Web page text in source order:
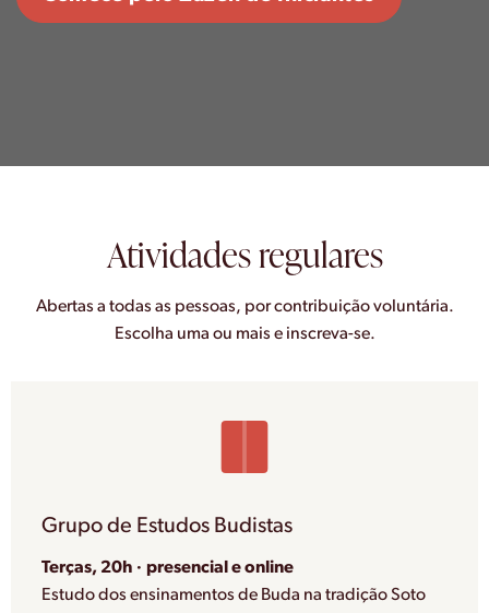
Atividades regulares
Abertas a todas as pessoas, por contribuição voluntária.
Escolha uma ou mais e inscreva-se.
Grupo de Estudos Budistas
Terças, 20h · presencial e online
Estudo dos ensinamentos de Buda na tradição Soto